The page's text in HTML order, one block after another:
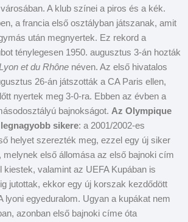
A klub színei a piros és a kék.
a francia első osztályban játszanak, amit
után megnyertek. Ez rekord a
ténylegesen 1950. augusztus 3-án hozták
et du Rhône néven. Az első hivatalos
26-án játszották a CA Paris ellen,
nyertek meg 3-0-ra. Ebben az évben a
bajnokságot. Az Olympique
sikere: a 2001/2002-es
helyet szerezték meg, ezzel egy új siker
melynek első állomása az első bajnoki cím
kiestek, valamint az UEFA Kupában is
jutottak, ekkor egy új korszak kezdődött
lyoni egyeduralom. Ugyan a kupákat nem
azonban első bajnoki címe óta